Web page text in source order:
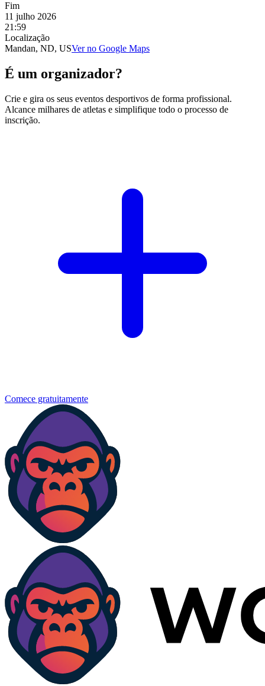
Fim
11 julho 2026
21:59
Localização
Mandan, ND, USVer no Google Maps
É um organizador?
Crie e gira os seus eventos desportivos de forma profissional.
Alcance milhares de atletas e simplifique todo o processo de
inscrição.
Comece gratuitamente